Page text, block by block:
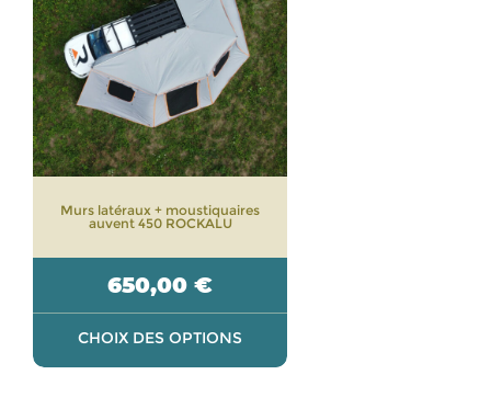
Murs latéraux + moustiquaires
auvent 450 ROCKALU
650,00 €
CHOIX DES OPTIONS
plusieurs
variations.
Les
options
peuvent
être
choisies